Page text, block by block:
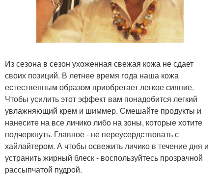
Из сезона в сезон ухоженная свежая кожа не сдает
своих позиций. В летнее время года наша кожа
естественным образом приобретает легкое сияние.
Чтобы усилить этот эффект вам понадобится легкий
увлажняющий крем и шиммер. Смешайте продукты и
нанесите на все личико либо на зоны, которые хотите
подчеркнуть. Главное - не переусердствовать с
хайлайтером. А чтобы освежить личико в течение дня и
устранить жирный блеск - воспользуйтесь прозрачной
рассыпчатой пудрой.